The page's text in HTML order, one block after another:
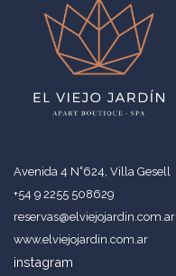
Avenida 4 N˚624, Villa Gesell
+54 9 2255 508629
reservas@elviejojardin.com.ar
www.elviejojardin.com.ar
instagram